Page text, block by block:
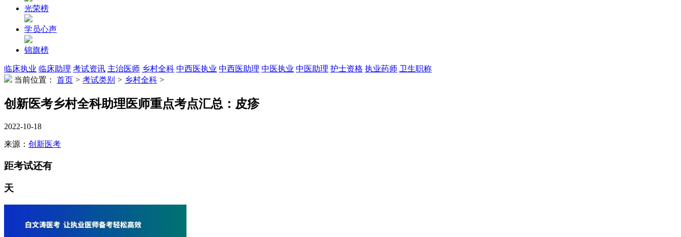
光荣榜
学员心声
锦旗榜
临床执业 临床助理 考试资讯 主治医师 乡村全科 中西医执业 中西医助理 中医执业 中医助理 护士资格 执业药师 卫生职称
当前位置：
首页 > 考试类别 > 乡村全科 >
创新医考乡村全科助理医师重点考点汇总：皮疹
2022-10-18
来源： 创新医考
距考试还有
天